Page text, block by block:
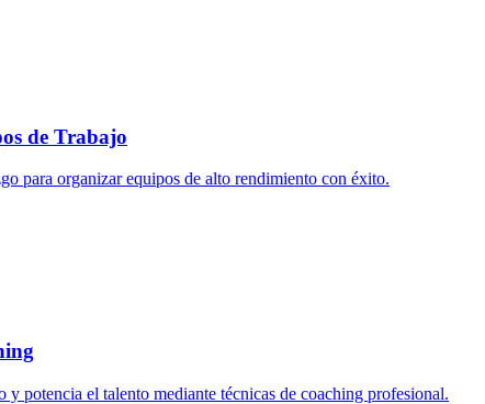
de Trabajo
para organizar equipos de alto rendimiento con éxito.
y potencia el talento mediante técnicas de coaching profesional.